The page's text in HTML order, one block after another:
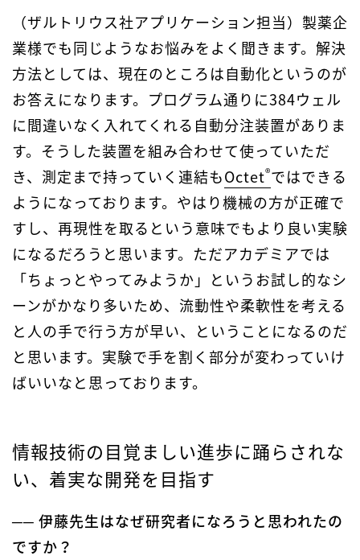
（ザルトリウス社アプリケーション担当）製薬企
業様でも同じようなお悩みをよく聞きます。解決
方法としては、現在のところは自動化というのが
お答えになります。プログラム通りに384ウェル
に間違いなく入れてくれる自動分注装置がありま
す。そうした装置を組み合わせて使っていただ
き、測定まで持っていく連結もOctet®ではできる
ようになっております。やはり機械の方が正確で
すし、再現性を取るという意味でもより良い実験
になるだろうと思います。ただアカデミアでは
「ちょっとやってみようか」というお試し的なシ
ーンがかなり多いため、流動性や柔軟性を考える
と人の手で行う方が早い、ということになるのだ
と思います。実験で手を割く部分が変わっていけ
ばいいなと思っております。
情報技術の目覚ましい進歩に踊らされな
い、着実な開発を目指す
── 伊藤先生はなぜ研究者になろうと思われたの
ですか？